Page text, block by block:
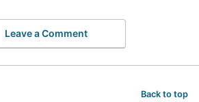
Leave a Comment
Back to top